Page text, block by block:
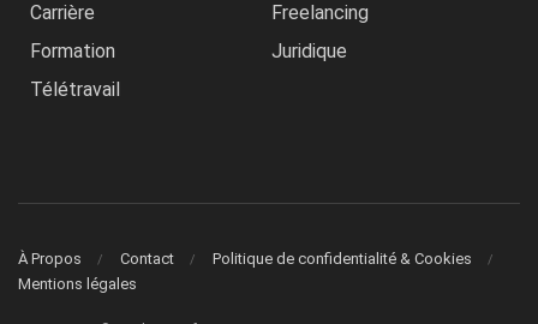
Carrière
Freelancing
Formation
Juridique
Télétravail
À Propos Contact
Politique de confidentialité & Cookies
Mentions légales